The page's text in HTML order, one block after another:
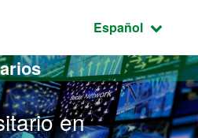
Idioma
Español
en